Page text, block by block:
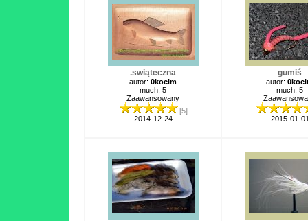
.swiąteczna
autor: 0kocim
much: 5
Zaawansowany
[5]
2014-12-24
gumiś
autor:
much: 5
2015-01-